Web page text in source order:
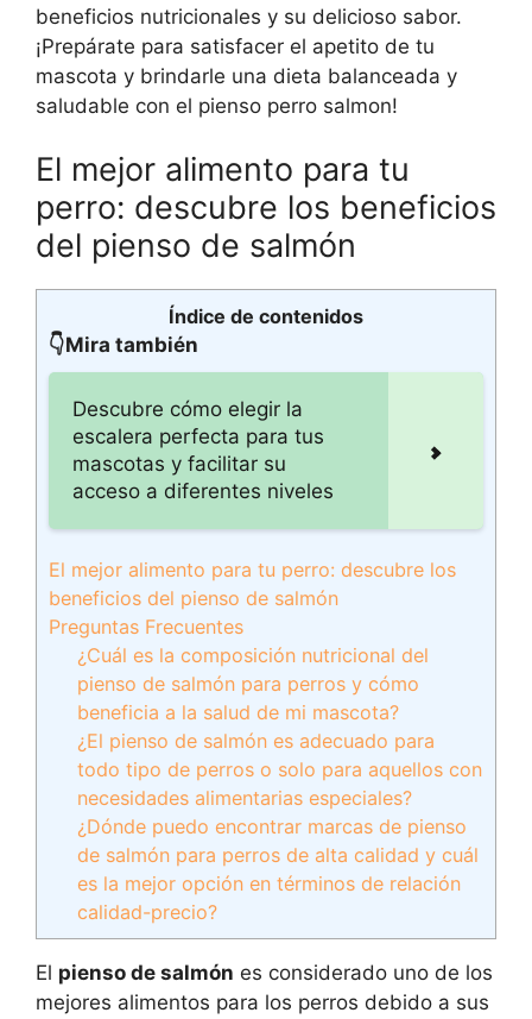
beneficios nutricionales y su delicioso sabor.
¡Prepárate para satisfacer el apetito de tu
mascota y brindarle una dieta balanceada y
saludable con el pienso perro salmon!
El mejor alimento para tu
perro: descubre los beneficios
del pienso de salmón
Índice de contenidos
👇Mira también
Descubre cómo elegir la
escalera perfecta para tus
mascotas y facilitar su
acceso a diferentes niveles
El mejor alimento para tu perro: descubre los
beneficios del pienso de salmón
Preguntas Frecuentes
¿Cuál es la composición nutricional del
pienso de salmón para perros y cómo
beneficia a la salud de mi mascota?
¿El pienso de salmón es adecuado para
todo tipo de perros o solo para aquellos con
necesidades alimentarias especiales?
¿Dónde puedo encontrar marcas de pienso
de salmón para perros de alta calidad y cuál
es la mejor opción en términos de relación
calidad-precio?
El pienso de salmón es considerado uno de los
mejores alimentos para los perros debido a sus